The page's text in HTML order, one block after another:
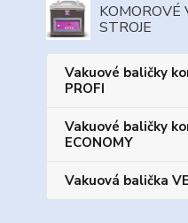
KOMOROVÉ
STROJE
Vakuové baličky
PROFI
Vakuové baličky
ECONOMY
Vakuová balička